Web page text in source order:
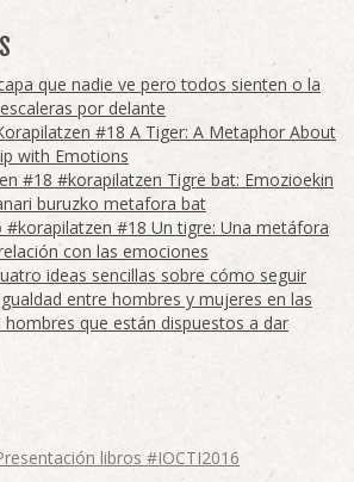
que nadie ve pero todos sienten o la
por delante
#18 A Tiger: A Metaphor About
with Emotions
#18 #korapilatzen Tigre bat: Emozioekin
buruzko metafora bat
#korapilatzen #18 Un tigre: Una metáfora
con las emociones
ideas sencillas sobre cómo seguir
entre hombres y mujeres en las
hombres que están dispuestos a dar